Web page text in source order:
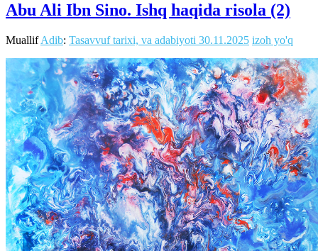
Abu Ali Ibn Sino. Ishq haqida risola (2)
MuallifAdib: Tasavvuf tarixi, va adabiyoti 30.11.2025 izoh yo'q